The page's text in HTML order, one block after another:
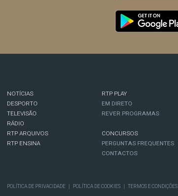
NOTÍCIAS
DESPORTO
TELEVISÃO
RÁDIO
RTP ARQUIVOS
RTP ENSINA
RTP PLAY
EM DIRETO
REVER PROGRAMAS
CONCURSOS
PERGUNTAS FREQUENTES
CONTACTOS
POLÍTICA DE PRIVACIDADE POLÍTICA DE COOKIES TERMOS E CONDIÇÕES